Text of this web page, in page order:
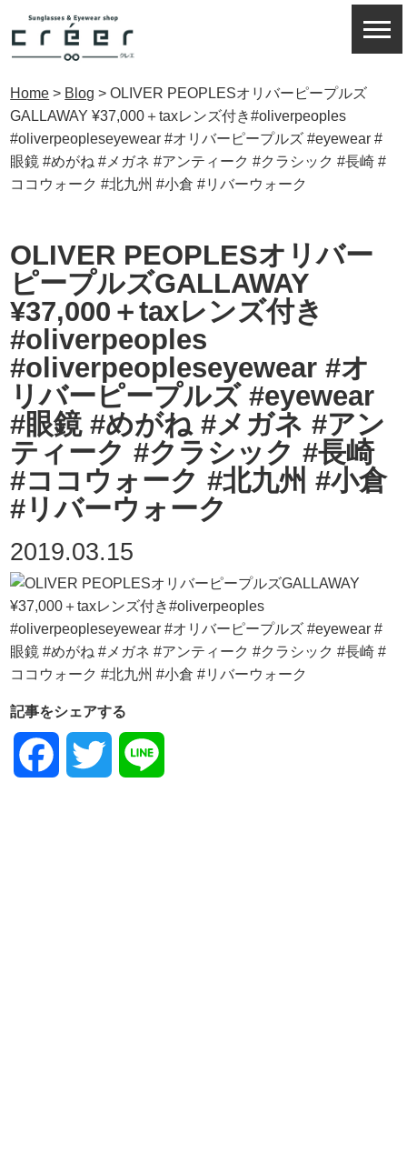
Home > Blog >OLIVER PEOPLESオリバーピープルズ
GALLAWAY ¥37,000＋taxレンズ付き#oliverpeoples
#oliverpeopleseyewear #オリバーピープルズ #eyewear #
眼鏡 #めがね #メガネ #アンティーク #クラシック #長崎 #
ココウォーク #北九州 #小倉 #リバーウォーク
OLIVER PEOPLESオリバー
ピープルズGALLAWAY
¥37,000＋taxレンズ付き
#oliverpeoples
#oliverpeopleseyewear #オ
リバーピープルズ #eyewear
#眼鏡 #めがね #メガネ #アン
ティーク #クラシック #長崎
#ココウォーク #北九州 #小倉
#リバーウォーク
2019.03.15
記事をシェアする
Facebook Twitter